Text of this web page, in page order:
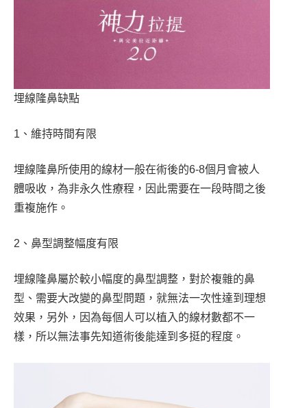
埋線隆鼻缺點
1、維持時間有限
埋線隆鼻所使用的線材一般在術後的6-8個月會被人
體吸收，為非永久性療程，因此需要在一段時間之後
重複施作。
2、鼻型調整幅度有限
埋線隆鼻屬於較小幅度的鼻型調整，對於複雜的鼻
型、需要大改變的鼻型問題，就無法一次性達到理想
效果，另外，因為每個人可以植入的線材數都不一
樣，所以無法事先知道術後能達到多挺的程度。